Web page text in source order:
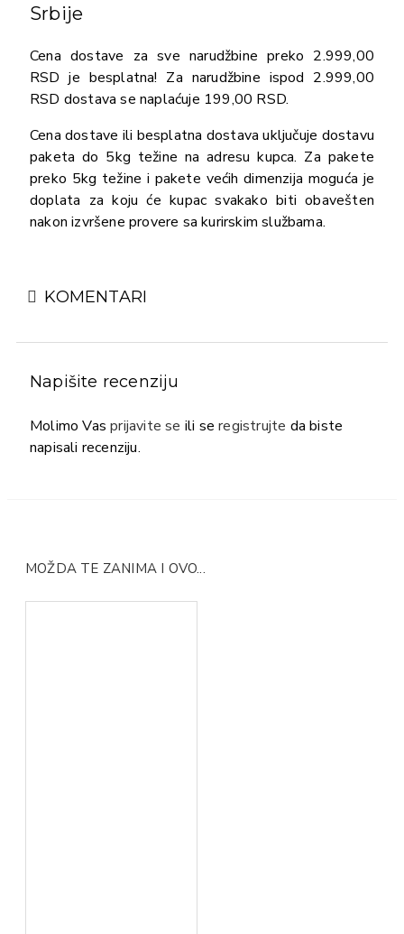
Srbije
Cena dostave za sve narudžbine preko 2.999,00
RSD je besplatna! Za narudžbine ispod 2.999,00
RSD dostava se naplaćuje 199,00 RSD.
Cena dostave ili besplatna dostava uključuje dostavu
paketa do 5kg težine na adresu kupca. Za pakete
preko 5kg težine i pakete većih dimenzija moguća je
doplata za koju će kupac svakako biti obavešten
nakon izvršene provere sa kurirskim službama.
KOMENTARI
Napišite recenziju
Molimo Vasprijavite se ili seregistrujte da biste
napisali recenziju.
MOŽDA TE ZANIMA I OVO...